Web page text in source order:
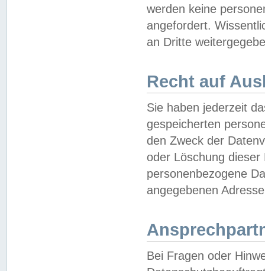
werden keine
angefordert.
an Dritte
Recht auf
Sie haben jederzeit
gespeicherten
den Zweck der
oder Löschung
personenbezogene
angegebenen
Bei Fragen oder